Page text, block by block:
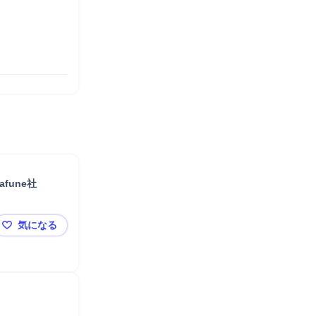
社
【業務委託】LinkedIn運用担当/宇宙×AI×防衛／フルリ
気になる